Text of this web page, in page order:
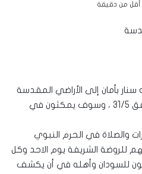
أقل من دقيقة
بأمان إلى الأراضي المقدسة
في صبيحة يوم الجمعة الموافق 31/5 ، وسوف يمكثون في
والصلاة في الحرم النبوي
للروضة الشريفة يوم الاحد وكل
للسودان وأهله في أن يكشف